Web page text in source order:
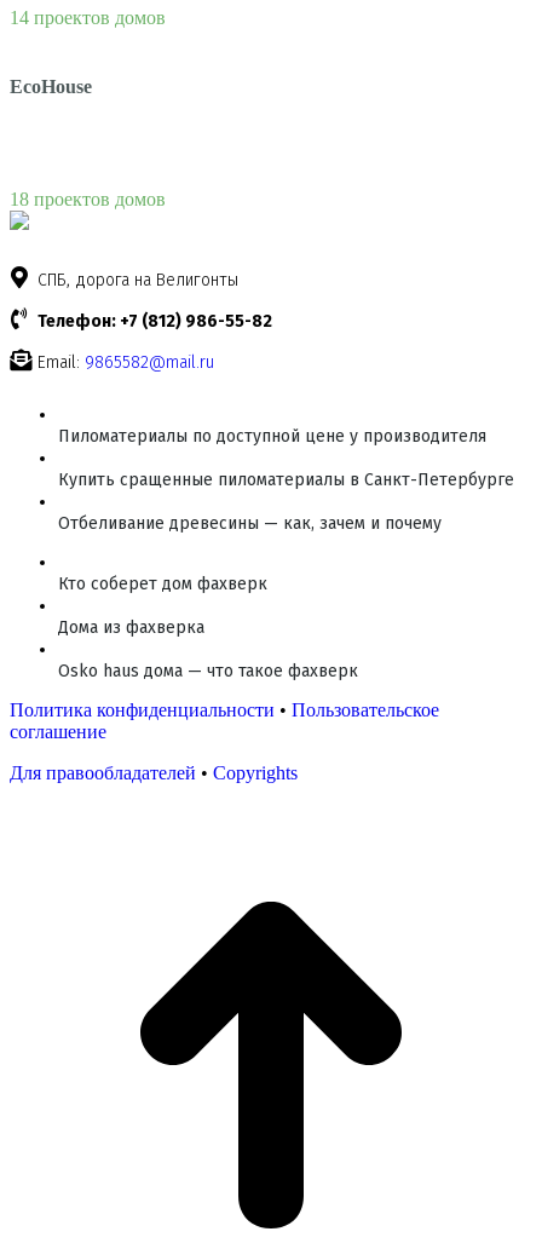
14 проектов домов
EcoHouse
18 проектов домов
СПБ, дорога на Велигонты
Телефон: +7 (812) 986-55-82
Email: 9865582@mail.ru
Пиломатериалы по доступной цене у производителя
Купить сращенные пиломатериалы в Санкт-Петербурге
Отбеливание древесины — как, зачем и почему
Кто соберет дом фахверк
Дома из фахверка
Osko haus дома — что такое фахверк
Политика конфиденциальности • Пользовательское
соглашение
Для правообладателей • Copyrights